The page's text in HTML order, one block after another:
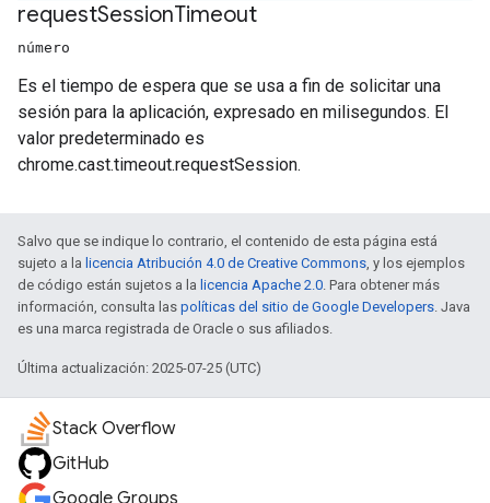
requestSessionTimeout
número
Es el tiempo de espera que se usa a fin de solicitar una
sesión para la aplicación, expresado en milisegundos. El
valor predeterminado es
chrome.cast.timeout.requestSession.
Salvo que se indique lo contrario, el contenido de esta página está
sujeto a la licencia Atribución 4.0 de Creative Commons, y los ejemplos
de código están sujetos a la licencia Apache 2.0. Para obtener más
información, consulta las políticas del sitio de Google Developers. Java
es una marca registrada de Oracle o sus afiliados.
Última actualización: 2025-07-25 (UTC)
Stack Overflow
GitHub
Google Groups